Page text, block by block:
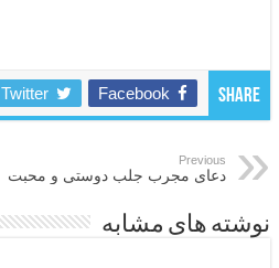
Share
Facebook
Twitter
Previous
دعای مجرب جلب دوستی و محبت
نوشته های مشابه